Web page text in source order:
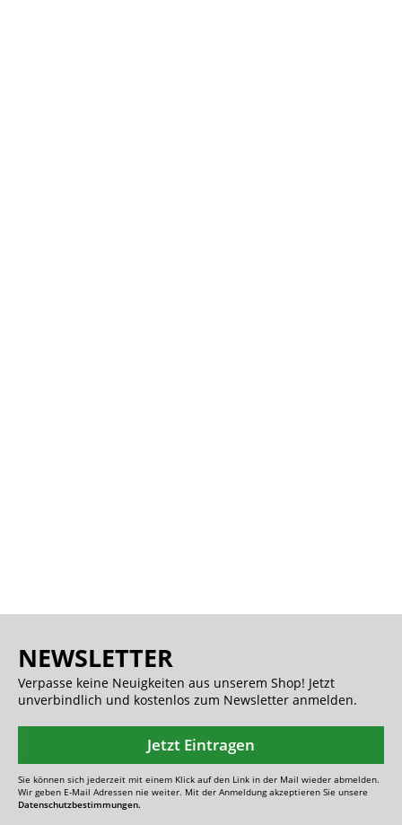
NEWSLETTER
Verpasse keine Neuigkeiten aus unserem Shop! Jetzt
unverbindlich und kostenlos zum Newsletter anmelden.
Jetzt Eintragen
Sie können sich jederzeit mit einem Klick auf den Link in der Mail wieder abmelden.
Wir geben E-Mail Adressen nie weiter. Mit der Anmeldung akzeptieren Sie unsere
Datenschutzbestimmungen.